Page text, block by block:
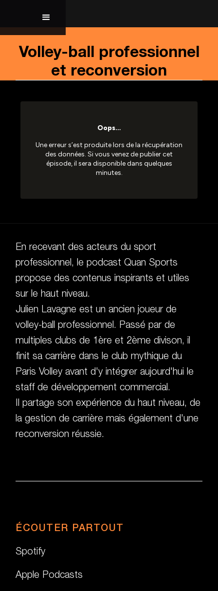
Volley-ball professionnel
et reconversion
En recevant des acteurs du sport
professionnel, le podcast Quan Sports
propose des contenus inspirants et utiles
sur le haut niveau.
Julien Lavagne est un ancien joueur de
volley-ball professionnel. Passé par de
multiples clubs de 1ère et 2ème divison, il
finit sa carrière dans le club mythique du
Paris Volley avant d'y intégrer aujourd'hui le
staff de développement commercial.
Il partage son expérience du haut niveau, de
la gestion de carrière mais également d'une
reconversion réussie.
ÉCOUTER PARTOUT
Spotify
Apple Podcasts